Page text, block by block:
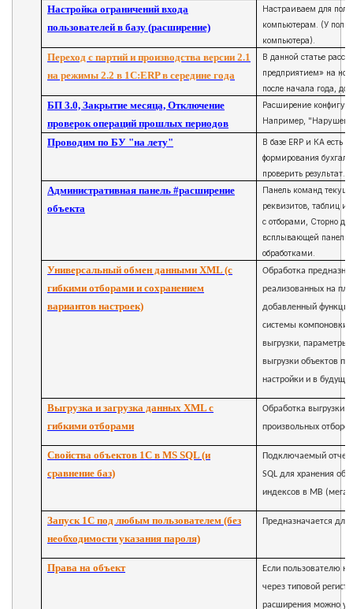
Настройка ограничений входа
пользователей в базу (расширение)
Настраиваем для
компьютерам. (У
компьютера).
Переход с партий и производства версии 2.1
на режимы 2.2 в 1С:ERP в середине года
В данной статье
предприятием» на
после начала года,
БП 3.0, Закрытие месяца, Отключение
проверок операций прошлых периодов
Расширение
Например, "Нарушена
Проводим по БУ "на лету"
В базе ERP и КА есть
формирования
проверить результат.
Административная панель #расширение
объекта
Панель команд
реквизитов, таблиц и
с отборами, Сторно
всплывающей
обработками.
Универсальный обмен данными XML (с
гибкими отборами и сохранением
вариантов настроек)
Обработка
реализованных на
добавленный
системы компоновки
выгрузки, параметры,
выгрузки объектов
настройки и в
Выгрузка и загрузка данных XML с
гибкими отборами
Обработка выгрузки
произвольных
Свойства объектов 1С в MS SQL (и
сравнение баз)
Подключаемый отчет
SQL для хранения
индексов в MB
Запуск 1С под любым пользователем (без
необходимости указания пароля)
Предназначается для
Права на объект
Если пользователю
через типовой
расширения можно